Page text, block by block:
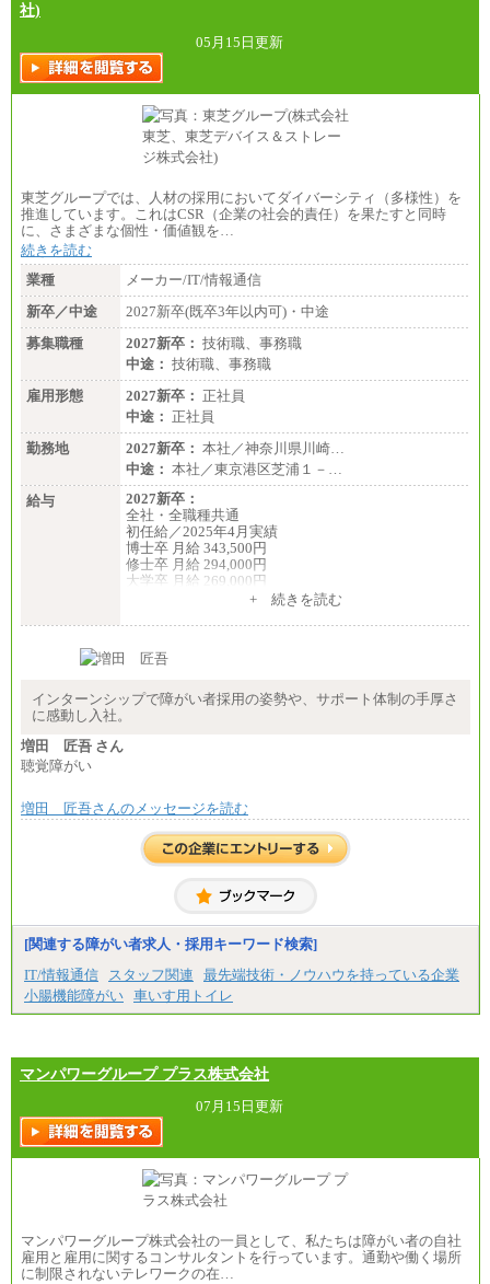
社)
05月15日更新
東芝グループでは、人材の採用においてダイバーシティ（多様性）を
推進しています。これはCSR（企業の社会的責任）を果たすと同時
に、さまざまな個性・価値観を…
続きを読む
業種
メーカー/IT/情報通信
新卒／中途
2027新卒(既卒3年以内可)・中途
募集職種
2027新卒： 技術職、事務職
中途： 技術職、事務職
雇用形態
2027新卒： 正社員
中途： 正社員
勤務地
2027新卒： 本社／神奈川県川崎…
中途： 本社／東京港区芝浦１－…
給与
2027新卒：
全社・全職種共通
初任給／2025年4月実績
博士卒 月給 343,500円
修士卒 月給 294,000円
大学卒 月給 269,000円
※試用期間の給与に変更はございません
中途：
す。
+ 続きを読む
インターンシップで障がい者採用の姿勢や、サポート体制の手厚さ
に感動し入社。
増田 匠吾 さん
聴覚障がい
増田 匠吾さんのメッセージを読む
[関連する障がい者求人・採用キーワード検索]
IT/情報通信
スタッフ関連
最先端技術・ノウハウを持っている企業
小腸機能障がい 車いす用トイレ
マンパワーグループ プラス株式会社
07月15日更新
マンパワーグループ株式会社の一員として、私たちは障がい者の自社
雇用と雇用に関するコンサルタントを行っています。通勤や働く場所
に制限されないテレワークの在…